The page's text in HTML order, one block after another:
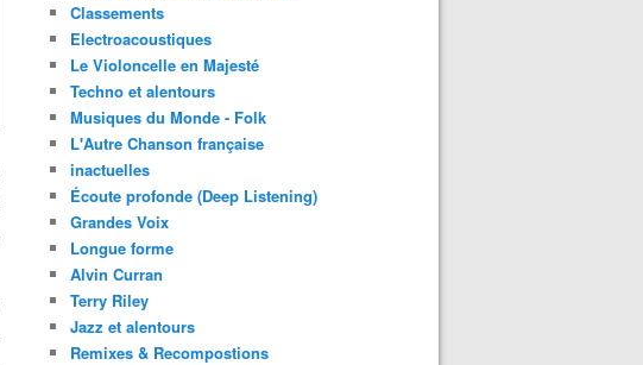
Classements
Electroacoustiques
Le Violoncelle en Majesté
Techno et alentours
Musiques du Monde - Folk
L'Autre Chanson française
inactuelles
Écoute profonde (Deep Listening)
Grandes Voix
Longue forme
Alvin Curran
Terry Riley
Jazz et alentours
Remixes & Recompostions